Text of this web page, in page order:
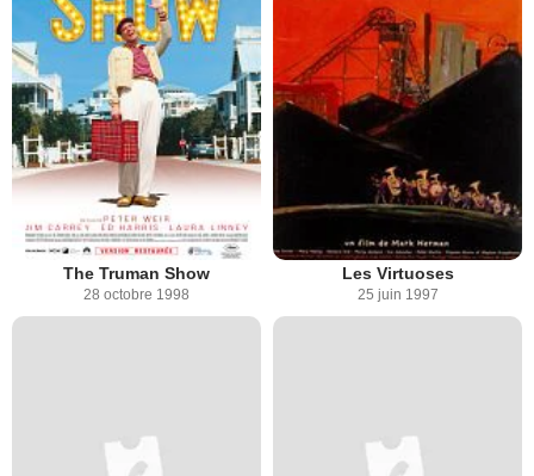
The Truman Show
28 octobre 1998
Les Virtuoses
25 juin 1997